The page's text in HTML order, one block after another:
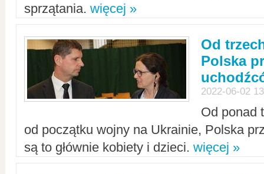
sprzątania. więcej »
Od
Polska
2022-06-02
Od ponad
od początku wojny na Ukrainie, Polska
są to głównie kobiety i dzieci. więcej »